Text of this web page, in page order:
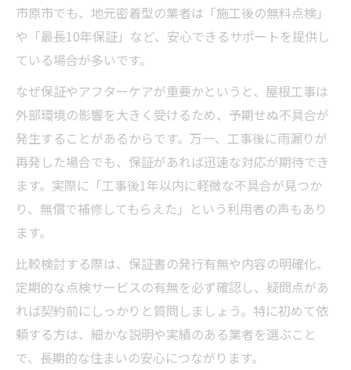
市原市でも、地元密着型の業者は「施工後の無料点検」
や「最長10年保証」など、安心できるサポートを提供し
ている場合が多いです。
なぜ保証やアフターケアが重要かというと、屋根工事は
外部環境の影響を大きく受けるため、予期せぬ不具合が
発生することがあるからです。万一、工事後に雨漏りが
再発した場合でも、保証があれば迅速な対応が期待でき
ます。実際に「工事後1年以内に軽微な不具合が見つか
り、無償で補修してもらえた」という利用者の声もあり
ます。
比較検討する際は、保証書の発行有無や内容の明確化、
定期的な点検サービスの有無を必ず確認し、疑問点があ
れば契約前にしっかりと質問しましょう。特に初めて依
頼する方は、細かな説明や実績のある業者を選ぶこと
で、長期的な住まいの安心につながります。